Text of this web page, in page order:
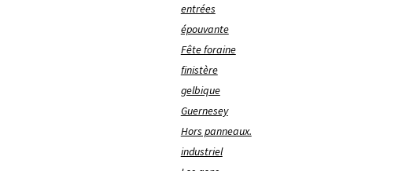
entrées
épouvante
Fête foraine
finistère
gelbique
Guernesey
Hors panneaux.
industriel